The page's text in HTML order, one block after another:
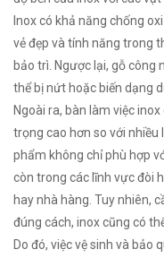
Inox có khả năng chống
vẻ đẹp và tính năng trong
bảo trì. Ngược lại, gỗ công
thể bị nứt hoặc biến dạng
Ngoài ra, bàn làm việc
trọng cao hơn so với nhiều
phẩm không chỉ phù hợp
còn trong các lĩnh vực đòi
hay nhà hàng. Tuy nhiên,
đúng cách, inox cũng có
Do đó, việc vệ sinh và bảo